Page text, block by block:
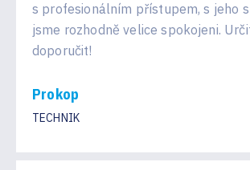
s profesionálním přístupem, s jeho
jsme rozhodně velice spokojeni.
doporučit!
Prokop
TECHNIK